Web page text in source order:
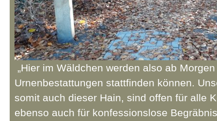
„Hier im Wäldchen werden also ab
Urnenbestattungen stattfinden können.
somit auch dieser Hain, sind offen für alle
ebenso auch für konfessionslose